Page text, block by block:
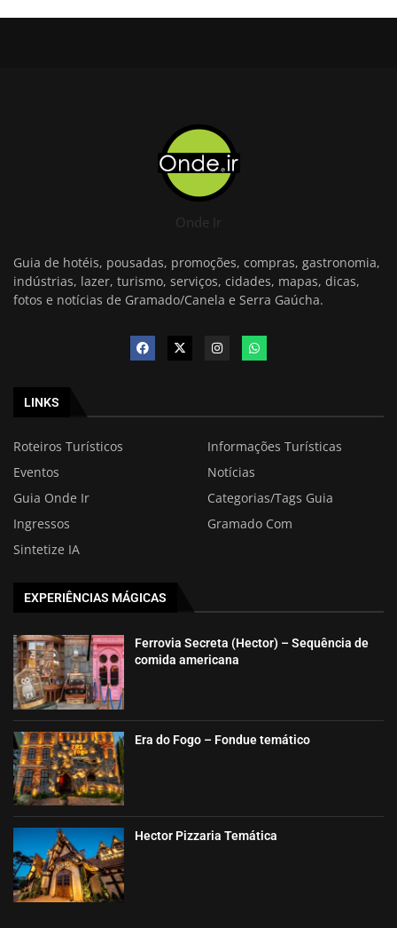
Onde Ir
Guia de hotéis, pousadas, promoções, compras, gastronomia,
indústrias, lazer, turismo, serviços, cidades, mapas, dicas,
fotos e notícias de Gramado/Canela e Serra Gaúcha.
LINKS
Roteiros Turísticos
Informações Turísticas
Eventos
Notícias
Guia Onde Ir
Categorias/Tags Guia
Ingressos
Gramado Com
Sintetize IA
EXPERIÊNCIAS MÁGICAS
Ferrovia Secreta (Hector) – Sequência de
comida americana
Era do Fogo – Fondue temático
Hector Pizzaria Temática